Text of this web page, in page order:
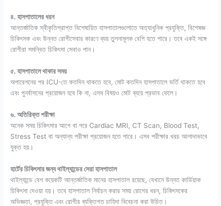
৪. হাসপাতালের ধরন
আন্তর্জাতিক স্বীকৃতিপ্রাপ্ত বিশেষায়িত হাসপাতালগুলোতে অত্যাধুনিক প্রযুক্তি, বিশেষজ্ঞ
চিকিৎসক এবং উন্নত রোগীসেবার কারণে ব্যয় তুলনামূলক বেশি হতে পারে। তবে একই সঙ্গে
রোগীরা সমন্বিত চিকিৎসা সেবাও পান।
৫. হাসপাতালে থাকার সময়
অপারেশনের পর ICU-তে কতদিন থাকতে হবে, মোট কতদিন হাসপাতালে ভর্তি থাকতে হবে
এবং পুনর্বাসনের প্রয়োজন হবে কি না, এসব বিষয়ও মোট ব্যয়ে প্রভাব ফেলে।
৬. অতিরিক্ত পরীক্ষা
অনেক সময় চিকিৎসার আগে বা পরে Cardiac MRI, CT Scan, Blood Test,
Stress Test বা অন্যান্য পরীক্ষা প্রয়োজন হতে পারে। এসব পরীক্ষার খরচ আলাদাভাবে
যুক্ত হয়।
হার্টের চিকিৎসার জন্য থাইল্যান্ডের সেরা হাসপাতাল
থাইল্যান্ডে বেশ কয়েকটি আন্তর্জাতিক মানের হাসপাতাল রয়েছে, যেখানে উন্নত কার্ডিয়াক
চিকিৎসা দেওয়া হয়। তবে হাসপাতাল নির্বাচন করার সময় রোগের ধরন, চিকিৎসকের
অভিজ্ঞতা, প্রযুক্তি এবং রোগীর ব্যক্তিগত চাহিদা বিবেচনা করা উচিত।